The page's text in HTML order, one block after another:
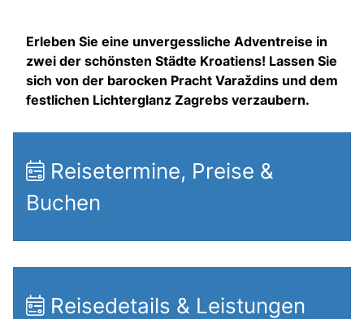
Heimatland ändern:
Deutschland
Erleben Sie eine unvergessliche Adventreise in
zwei der schönsten Städte Kroatiens! Lassen Sie
sich von der barocken Pracht Varaždins und dem
festlichen Lichterglanz Zagrebs verzaubern.
Reisetermine, Preise &
Buchen
Reisedetails & Leistungen